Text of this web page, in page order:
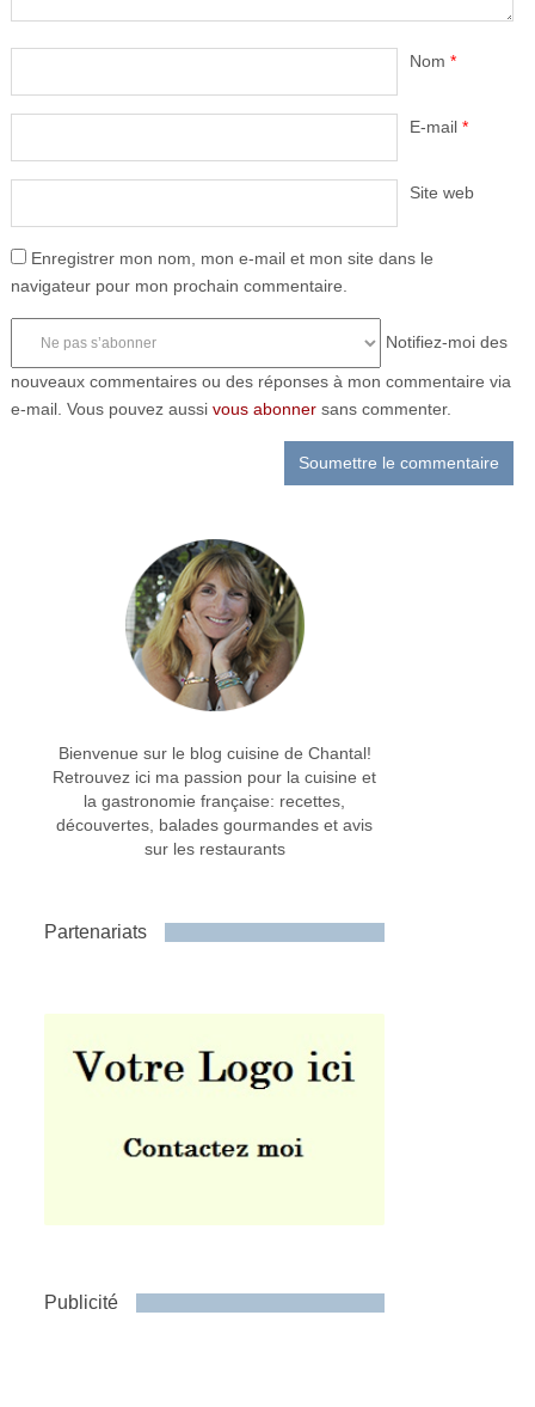
Nom *
E-mail *
Site web
Enregistrer mon nom, mon e-mail et mon site dans le
navigateur pour mon prochain commentaire.
Notifiez-moi des
nouveaux commentaires ou des réponses à mon commentaire via
e-mail. Vous pouvez aussi vous abonnersans commenter.
Bienvenue sur le blog cuisine de Chantal!
Retrouvez ici ma passion pour la cuisine et
la gastronomie française: recettes,
découvertes, balades gourmandes et avis
sur les restaurants
Partenariats
Publicité